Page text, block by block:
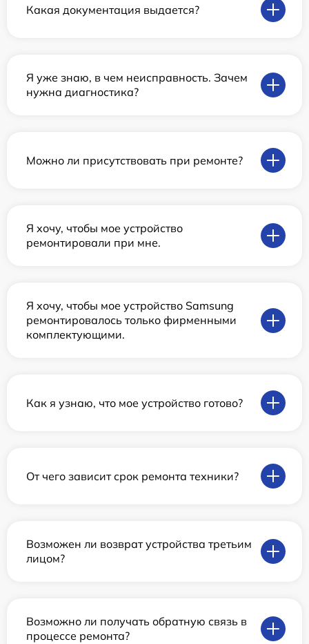
Какая документация выдается?
Я уже знаю, в чем неисправность. Зачем
нужна диагностика?
Можно ли присутствовать при ремонте?
Я хочу, чтобы мое устройство
ремонтировали при мне.
Я хочу, чтобы мое устройство Samsung
ремонтировалось только фирменными
комплектующими.
Как я узнаю, что мое устройство готово?
От чего зависит срок ремонта техники?
Возможен ли возврат устройства третьим
лицом?
Возможно ли получать обратную связь в
процессе ремонта?